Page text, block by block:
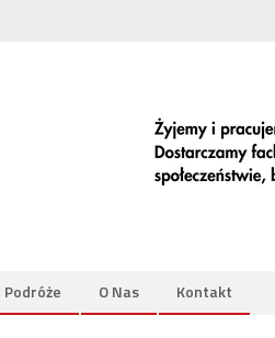
Podróże O Nas Kontakt